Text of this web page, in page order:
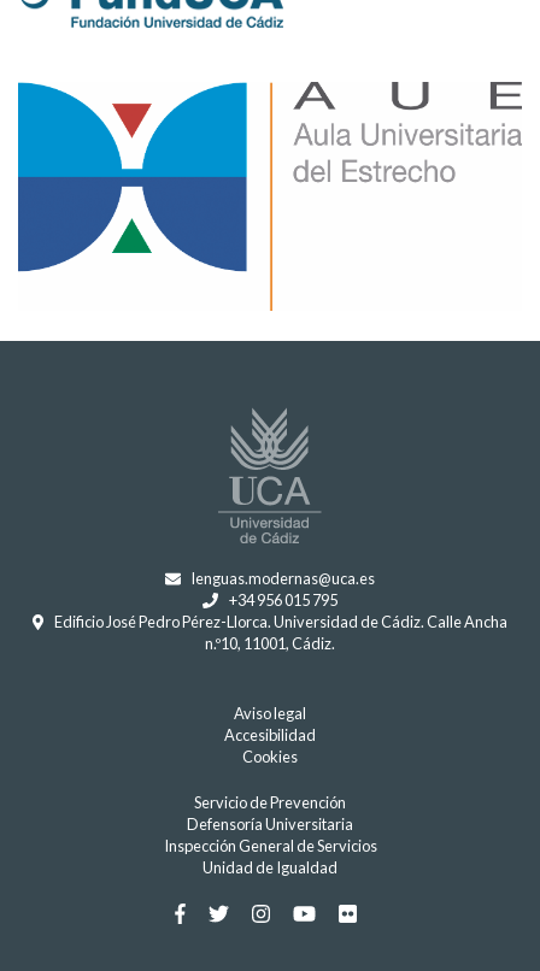
lenguas.modernas@uca.es
+34 956 015 795
Edificio José Pedro Pérez-Llorca. Universidad de Cádiz. Calle Ancha
n.º10, 11001, Cádiz.
Aviso legal
Accesibilidad
Cookies
Servicio de Prevención
Defensoría Universitaria
Inspección General de Servicios
Unidad de Igualdad